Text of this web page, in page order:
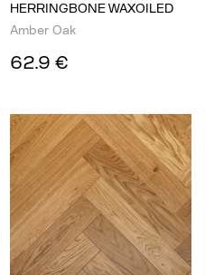
HERRINGBONE WAXOILED
Amber Oak
62.9 €